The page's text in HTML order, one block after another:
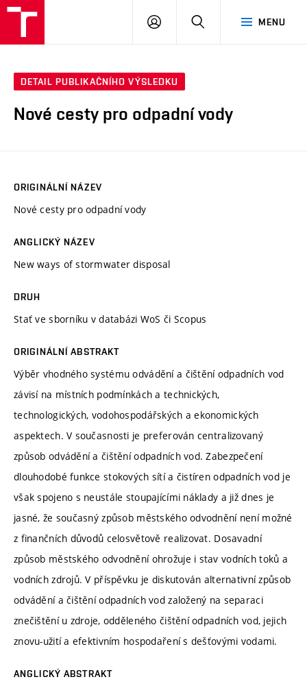
MENU
PŘIHLÁSIT
DETAIL PUBLIKAČNÍHO VÝSLEDKU
Nové cesty pro odpadní vody
ORIGINÁLNÍ NÁZEV
Nové cesty pro odpadní vody
ANGLICKÝ NÁZEV
New ways of stormwater disposal
DRUH
Stať ve sborníku v databázi WoS či Scopus
ORIGINÁLNÍ ABSTRAKT
Výběr vhodného systému odvádění a čištění odpadních vod
závisí na místních podmínkách a technických,
technologických, vodohospodářských a ekonomických
aspektech. V současnosti je preferován centralizovaný
způsob odvádění a čištění odpadních vod. Zabezpečení
dlouhodobé funkce stokových sítí a čistíren odpadních vod je
však spojeno s neustále stoupajícími náklady a již dnes je
jasné, že současný způsob městského odvodnění není možné
z finančních důvodů celosvětově realizovat. Dosavadní
způsob městského odvodnění ohrožuje i stav vodních toků a
vodních zdrojů. V příspěvku je diskutován alternativní způsob
odvádění a čištění odpadních vod založený na separaci
znečištění u zdroje, odděleného čištění odpadních vod, jejich
znovu-užití a efektivním hospodaření s dešťovými vodami.
ANGLICKÝ ABSTRAKT